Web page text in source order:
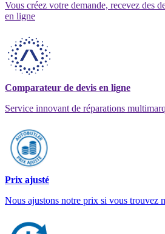
Vous créez votre demande, recevez des
en ligne
Comparateur de devis en ligne
Service innovant de réparations
Prix ajusté
Nous ajustons notre prix si vous trouvez